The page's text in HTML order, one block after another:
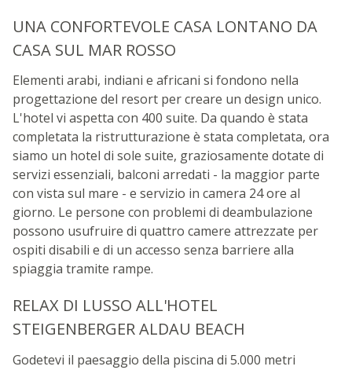
UNA CONFORTEVOLE CASA LONTANO DA
CASA SUL MAR ROSSO
Elementi arabi, indiani e africani si fondono nella
progettazione del resort per creare un design unico.
L'hotel vi aspetta con 400 suite. Da quando è stata
completata la ristrutturazione è stata completata, ora
siamo un hotel di sole suite, graziosamente dotate di
servizi essenziali, balconi arredati - la maggior parte
con vista sul mare - e servizio in camera 24 ore al
giorno. Le persone con problemi di deambulazione
possono usufruire di quattro camere attrezzate per
ospiti disabili e di un accesso senza barriere alla
spiaggia tramite rampe.
RELAX DI LUSSO ALL'HOTEL
STEIGENBERGER ALDAU BEACH
Godetevi il paesaggio della piscina di 5.000 metri